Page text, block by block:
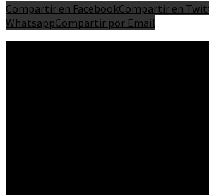
Compartir en FacebookCompartir en
WhatsappCompartir por Email